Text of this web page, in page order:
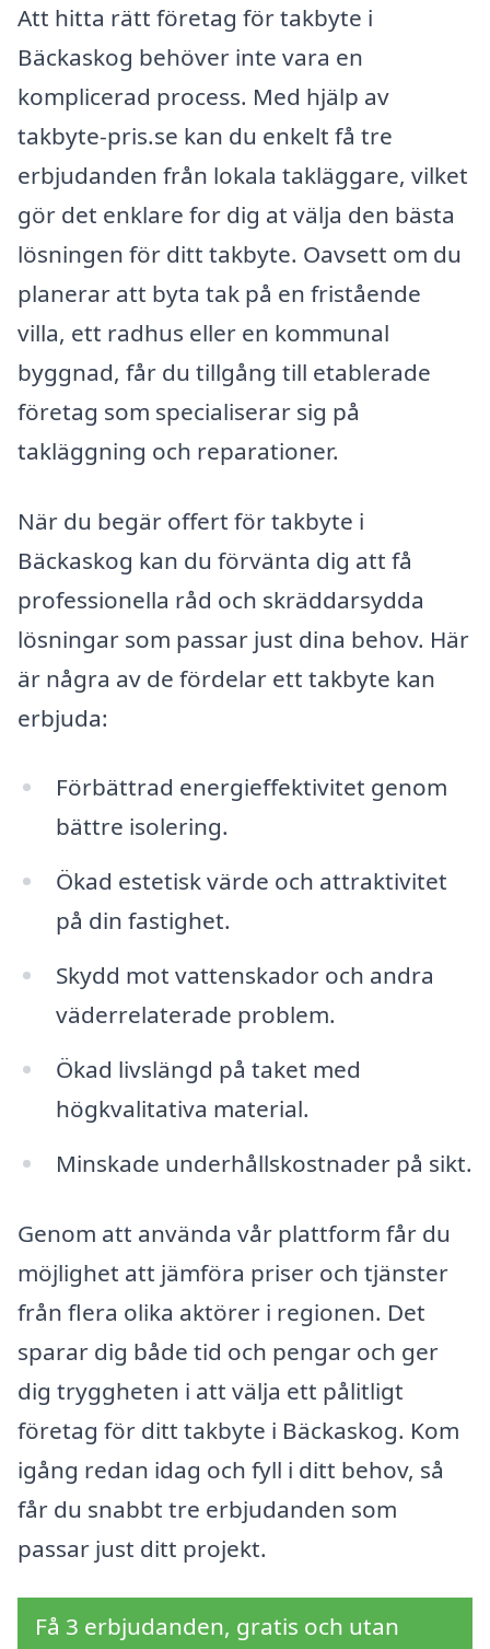
Att hitta rätt företag för takbyte i
Bäckaskog behöver inte vara en
komplicerad process. Med hjälp av
takbyte-pris.se kan du enkelt få tre
erbjudanden från lokala takläggare, vilket
gör det enklare for dig at välja den bästa
lösningen för ditt takbyte. Oavsett om du
planerar att byta tak på en fristående
villa, ett radhus eller en kommunal
byggnad, får du tillgång till etablerade
företag som specialiserar sig på
takläggning och reparationer.
När du begär offert för takbyte i
Bäckaskog kan du förvänta dig att få
professionella råd och skräddarsydda
lösningar som passar just dina behov. Här
är några av de fördelar ett takbyte kan
erbjuda:
Förbättrad energieffektivitet genom
bättre isolering.
Ökad estetisk värde och attraktivitet
på din fastighet.
Skydd mot vattenskador och andra
väderrelaterade problem.
Ökad livslängd på taket med
högkvalitativa material.
Minskade underhållskostnader på sikt.
Genom att använda vår plattform får du
möjlighet att jämföra priser och tjänster
från flera olika aktörer i regionen. Det
sparar dig både tid och pengar och ger
dig tryggheten i att välja ett pålitligt
företag för ditt takbyte i Bäckaskog. Kom
igång redan idag och fyll i ditt behov, så
får du snabbt tre erbjudanden som
passar just ditt projekt.
Få 3 erbjudanden, gratis och utan